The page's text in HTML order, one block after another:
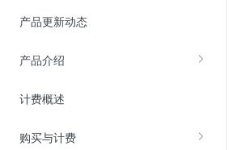
产品更新动态
产品介绍
计费概述
购买与计费
云硬盘(EBS)
在线迁移服务
视频云服务